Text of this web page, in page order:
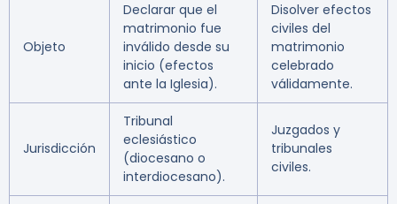
Objeto
Declarar que el
matrimonio fue
inválido desde su
inicio (efectos
ante la Iglesia).
Disolver efectos
civiles del
matrimonio
celebrado
válidamente.
Jurisdicción
Tribunal
eclesiástico
(diocesano o
interdiocesano).
Juzgados y
tribunales
civiles.